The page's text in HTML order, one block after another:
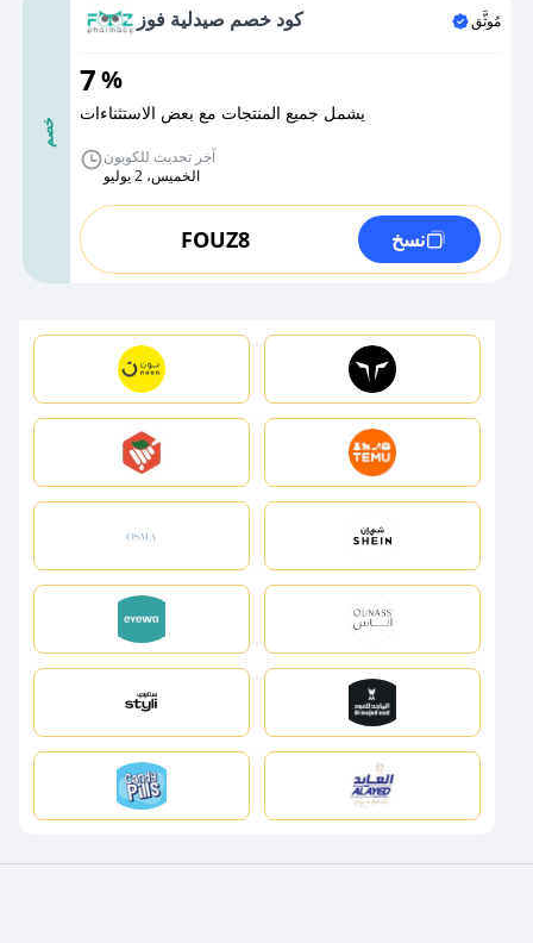
خصم
كود خصم صيدلية فوز مُوثَّق
7%
يشمل جميع المنتجات مع بعض الاستثناءات
آخر تحديث للكوبون
الخميس، 2 يوليو
FOUZ8 نسخ